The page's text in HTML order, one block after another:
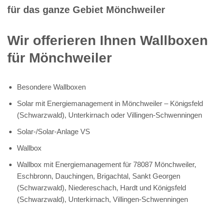
für das ganze Gebiet Mönchweiler
Wir offerieren Ihnen Wallboxen
für Mönchweiler
Besondere Wallboxen
Solar mit Energiemanagement in Mönchweiler – Königsfeld
(Schwarzwald), Unterkirnach oder Villingen-Schwenningen
Solar-/Solar-Anlage VS
Wallbox
Wallbox mit Energiemanagement für 78087 Mönchweiler,
Eschbronn, Dauchingen, Brigachtal, Sankt Georgen
(Schwarzwald), Niedereschach, Hardt und Königsfeld
(Schwarzwald), Unterkirnach, Villingen-Schwenningen